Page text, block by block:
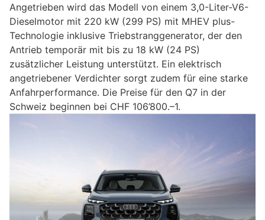
Angetrieben wird das Modell von einem 3,0-Liter-V6-
Dieselmotor mit 220 kW (299 PS) mit MHEV plus-
Technologie inklusive Triebstranggenerator, der den
Antrieb temporär mit bis zu 18 kW (24 PS)
zusätzlicher Leistung unterstützt. Ein elektrisch
angetriebener Verdichter sorgt zudem für eine starke
Anfahrperformance. Die Preise für den Q7 in der
Schweiz beginnen bei CHF 106’800.–1.